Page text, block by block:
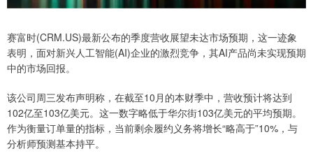
赛富时(CRM.US)最新公布的季度营收展望未达市场预期，这一迹象
表明，面对新兴人工智能(AI)企业的激烈竞争，其AI产品尚未实现预期
中的市场回报。
该公司周三发布声明称，在截至10月的本财季中，营收预计将达到
102亿至103亿美元。这一数字略低于华尔街103亿美元的平均预期。
作为衡量订单量的指标，当前剩余履约义务将增长“略高于”10%，与
分析师预测基本持平。